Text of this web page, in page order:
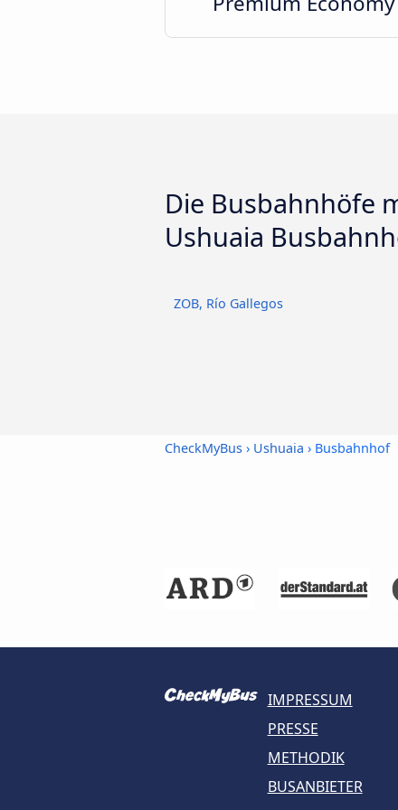
Die Busbahnhöfe
Ushuaia
ZOB, Río Gallegos
CheckMyBus › Ushuaia › Busbahnhof
IMPRESSUM
PRESSE
METHODIK
BUSANBIETER